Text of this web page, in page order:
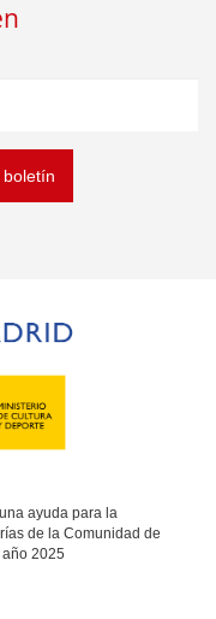
ayuda para la
de la Comunidad de
2025